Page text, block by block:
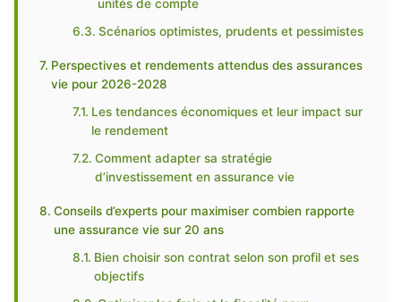
unités de compte
Scénarios optimistes, prudents et pessimistes
Perspectives et rendements attendus des assurances
vie pour 2026-2028
Les tendances économiques et leur impact sur
le rendement
Comment adapter sa stratégie
d’investissement en assurance vie
Conseils d’experts pour maximiser combien rapporte
une assurance vie sur 20 ans
Bien choisir son contrat selon son profil et ses
objectifs